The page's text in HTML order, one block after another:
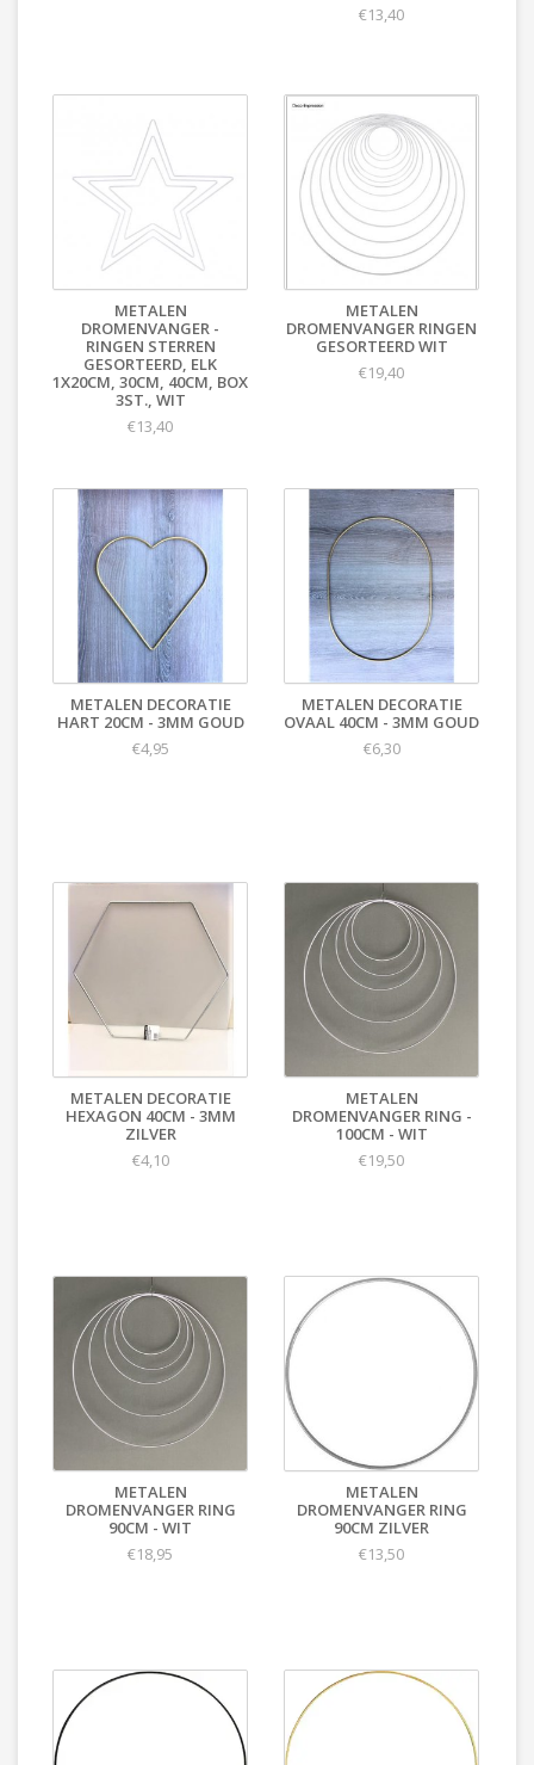
€13,40
METALEN
DROMENVANGER -
RINGEN STERREN
GESORTEERD, ELK
1X20CM, 30CM, 40CM, BOX
3ST., WIT
€13,40
METALEN
DROMENVANGER RINGEN
GESORTEERD WIT
€19,40
METALEN DECORATIE
HART 20CM - 3MM GOUD
€4,95
METALEN DECORATIE
OVAAL 40CM - 3MM GOUD
€6,30
METALEN DECORATIE
HEXAGON 40CM - 3MM
ZILVER
€4,10
METALEN
DROMENVANGER RING -
100CM - WIT
€19,50
METALEN
DROMENVANGER RING
90CM - WIT
€18,95
METALEN
DROMENVANGER RING
90CM ZILVER
€13,50